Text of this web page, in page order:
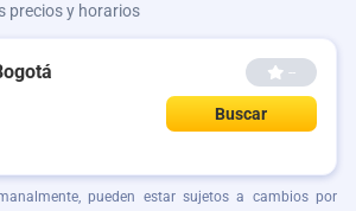
precios y horarios
--
Buscar
pueden estar sujetos a cambios por